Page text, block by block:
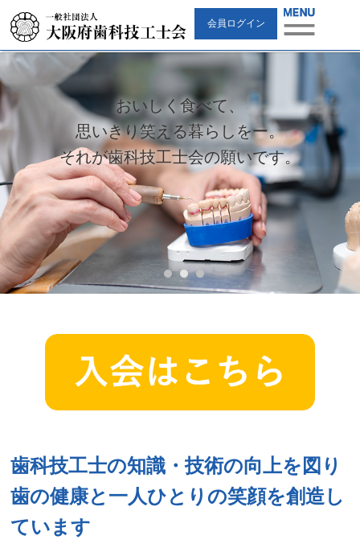
会員ログイン
おいしく食べて、
思いきり笑える暮らしをー。
それが歯科技工士会の願いです。
歯科技工士の知識・技術の向上を図り
歯の健康と一人ひとりの笑顔を創造し
ています